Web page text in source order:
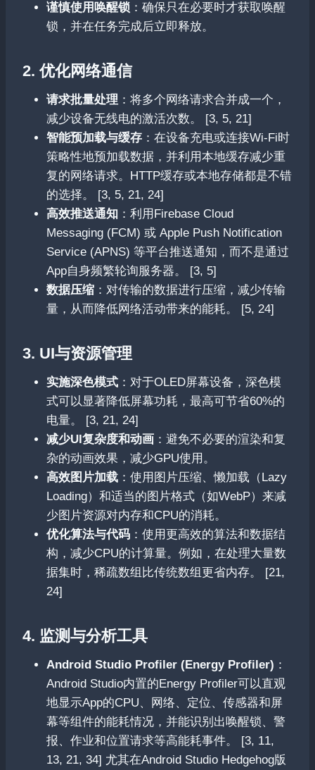
谨慎使用唤醒锁 ：确保只在必要时才获取唤醒
锁，并在任务完成后立即释放。
2. 优化网络通信
请求批量处理 ：将多个网络请求合并成一个，
减少设备无线电的激活次数。 [3, 5, 21]
智能预加载与缓存 ：在设备充电或连接Wi-Fi时
策略性地预加载数据，并利用本地缓存减少重
复的网络请求。HTTP缓存或本地存储都是不错
的选择。 [3, 5, 21, 24]
高效推送通知 ：利用Firebase Cloud
Messaging (FCM) 或 Apple Push Notification
Service (APNS) 等平台推送通知，而不是通过
App自身频繁轮询服务器。 [3, 5]
数据压缩 ：对传输的数据进行压缩，减少传输
量，从而降低网络活动带来的能耗。 [5, 24]
3. UI与资源管理
实施深色模式 ：对于OLED屏幕设备，深色模
式可以显著降低屏幕功耗，最高可节省60%的
电量。 [3, 21, 24]
减少UI复杂度和动画 ：避免不必要的渲染和复
杂的动画效果，减少GPU使用。
高效图片加载 ：使用图片压缩、懒加载（Lazy
Loading）和适当的图片格式（如WebP）来减
少图片资源对内存和CPU的消耗。
优化算法与代码 ：使用更高效的算法和数据结
构，减少CPU的计算量。例如，在处理大量数
据集时，稀疏数组比传统数组更省内存。 [21,
24]
4. 监测与分析工具
Android Studio Profiler (Energy Profiler) ：
Android Studio内置的Energy Profiler可以直观
地显示App的CPU、网络、定位、传感器和屏
幕等组件的能耗情况，并能识别出唤醒锁、警
报、作业和位置请求等高能耗事件。 [3, 11,
13, 21, 34] 尤其在Android Studio Hedgehog版